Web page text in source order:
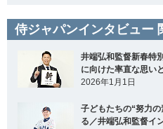
侍ジャパンインタビュー
井端弘和監督新春特
に向けた率直な思い
2026年1月1日
子どもたちの“努力
る／井端弘和監督イ